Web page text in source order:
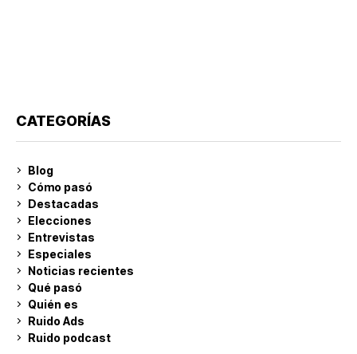
CATEGORÍAS
Blog
Cómo pasó
Destacadas
Elecciones
Entrevistas
Especiales
Noticias recientes
Qué pasó
Quién es
Ruido Ads
Ruido podcast